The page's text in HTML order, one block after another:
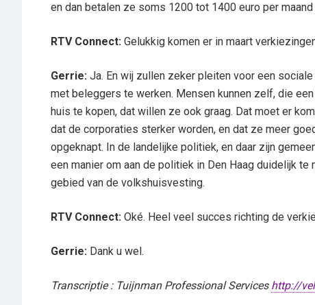
en dan betalen ze soms 1200 tot 1400 euro per
RTV Connect: Gelukkig komen er in maart
Gerrie: Ja. En wij zullen zeker pleiten voor een
met beleggers te werken. Mensen kunnen zelf, die
huis te kopen, dat willen ze ook graag. Dat moet er
dat de corporaties sterker worden, en dat ze meer
opgeknapt. In de landelijke politiek, en daar zijn
een manier om aan de politiek in Den Haag duidelijk
gebied van de volkshuisvesting.
RTV Connect: Oké. Heel veel succes richting de
Gerrie: Dank u wel.
Transcriptie : Tuijnman Professional Services http://